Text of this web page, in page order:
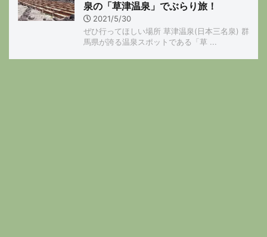
泉の「草津温泉」でぶらり旅！
2021/5/30
ぜひ行ってほしい場所 草津温泉(日本三名泉) 群
馬県が誇る温泉スポットである「草 ...